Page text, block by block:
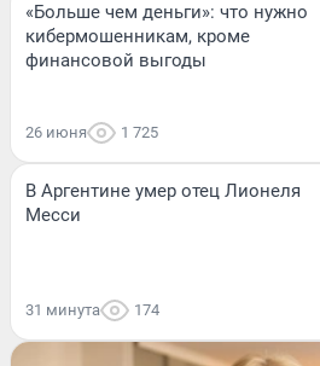
«Больше чем деньги»: что нужно
кибермошенникам, кроме
финансовой выгоды
26 июня 1 725
В Аргентине умер отец Лионеля
Месси
31 минута 174